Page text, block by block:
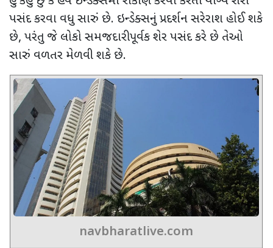
પસંદ કરવા વધુ સારું છે. ઇન્ડેક્સનું પ્રદર્શન સરેરાશ હોઈ શકે
છે, પરંતુ જે લોકો સમજદારીપૂર્વક શેર પસંદ કરે છે તેઓ
સારું વળતર મેળવી શકે છે.
navbharatlive.com